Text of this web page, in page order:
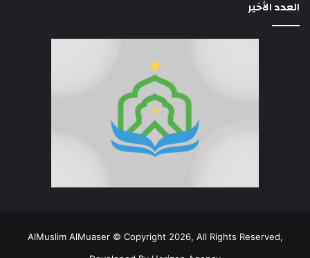
العدد الأخير
AlMuslim AlMuaser © Copyright 2026, All Rights Reserved,